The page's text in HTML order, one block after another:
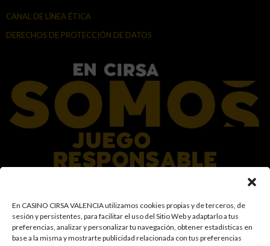
En CASINO CIRSA VALENCIA utilizamos cookies propias y de terceros, de
sesión y persistentes, para facilitar el uso del Sitio Web y adaptarlo a tus
preferencias, analizar y personalizar tu navegación, obtener estadísticas en
base a la misma y mostrarte publicidad relacionada con tus preferencias
CANAL DE LÍNEA ÉTICA
DERECHOS DE PROTECCIÓN DE DATOS
En el Grupo CIRSA promovemos una actitud responsable hacia el juego,
garantizando un entorno seguro y transparente para nuestros clientes y
facilitamos medidas e información para que el juego sea siempre diversión y
entretenimiento, sin utilizarse como vía para afrontar problemas económicos
o emocionales. El acceso está prohibido a menores de 18 años y a las